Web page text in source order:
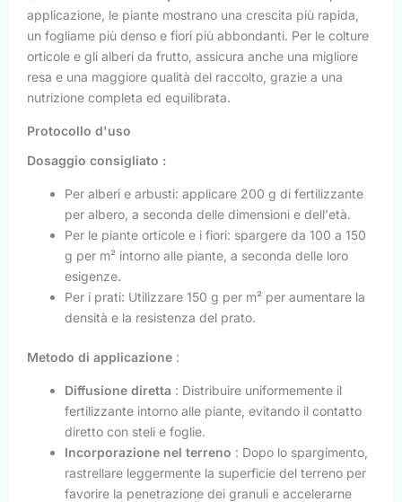
applicazione, le piante mostrano una crescita più rapida,
un fogliame più denso e fiori più abbondanti. Per le colture
orticole e gli alberi da frutto, assicura anche una migliore
resa e una maggiore qualità del raccolto, grazie a una
nutrizione completa ed equilibrata.
Protocollo d'uso
Dosaggio consigliato :
Per alberi e arbusti: applicare 200 g di fertilizzante
per albero, a seconda delle dimensioni e dell'età.
Per le piante orticole e i fiori: spargere da 100 a 150
g per m² intorno alle piante, a seconda delle loro
esigenze.
Per i prati: Utilizzare 150 g per m² per aumentare la
densità e la resistenza del prato.
Metodo di applicazione :
Diffusione diretta : Distribuire uniformemente il
fertilizzante intorno alle piante, evitando il contatto
diretto con steli e foglie.
Incorporazione nel terreno : Dopo lo spargimento,
rastrellare leggermente la superficie del terreno per
favorire la penetrazione dei granuli e accelerarne